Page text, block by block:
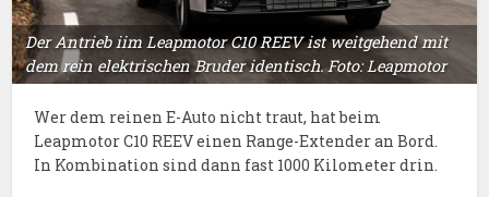
Der Antrieb iim Leapmotor C10 REEV ist weitgehend mit
dem rein elektrischen Bruder identisch. Foto: Leapmotor
Wer dem reinen E-Auto nicht traut, hat beim
Leapmotor C10 REEV einen Range-Extender an Bord.
In Kombination sind dann fast 1000 Kilometer drin.